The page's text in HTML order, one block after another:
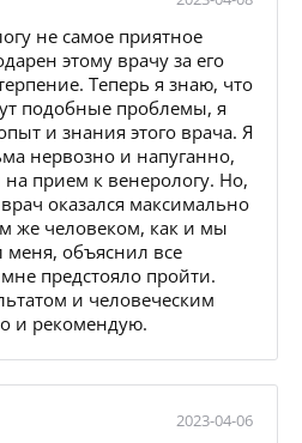
не самое приятное
этому врачу за его
Теперь я знаю, что
подобные проблемы, я
и знания этого врача. Я
нервозно и напуганно,
прием к венерологу. Но,
оказался максимально
же человеком, как и мы
меня, объяснил все
предстояло пройти.
и человеческим
и рекомендую.
2023-04-06